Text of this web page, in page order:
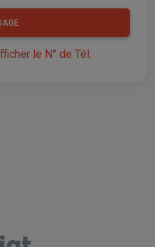
le N° de Tél.